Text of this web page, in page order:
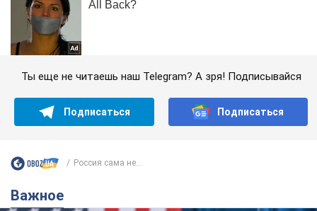
Ты еще не читаешь наш Telegram? А зря! Подписывайся
Подписаться Подписаться
Россия сама не...
Важное